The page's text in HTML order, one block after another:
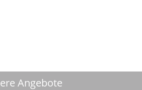
Angebote